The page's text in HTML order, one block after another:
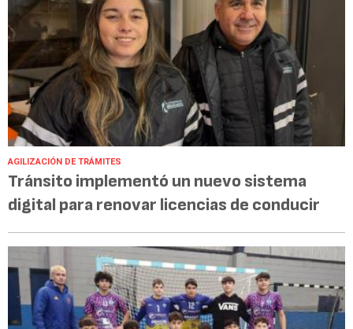
AGILIZACIÓN DE TRÁMITES
Tránsito implementó un nuevo sistema
digital para renovar licencias de conducir